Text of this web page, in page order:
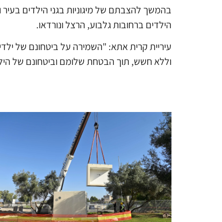
בהמשך להצבתם של מיגוניות בגני הילדים בעיר
הילדים ברחובות גלבוע, הרצל ונורדאו.
עיריית קרית אתא: "השמירה על ביטחונם של
וללא חשש, תוך הבטחת שלומם וביטחונם של